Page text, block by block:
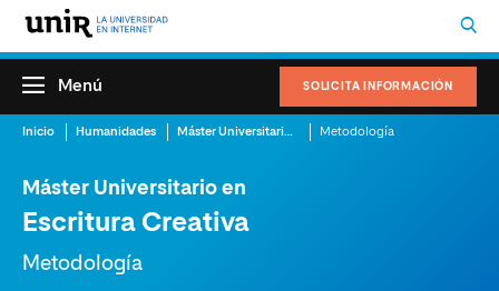
SOLICITA INFORMACIÓN
Menú
Inicio Humanidades Máster Universitario en Escritura Creativa Metodología
Máster Universitario en
Escritura Creativa
Metodología